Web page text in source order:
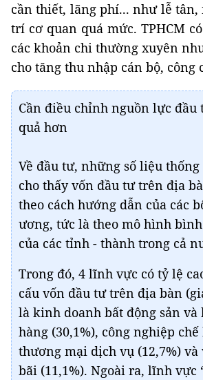
cần thiết, lãng phí... như lễ
trí cơ quan quá mức. TPHCM
các khoản chi thường xuyên
cho tăng thu nhập cán bộ, công
Cần điều chỉnh nguồn lực đầu
quả hơn
Về đầu tư, những số liệu
cho thấy vốn đầu tư trên địa
theo cách hướng dẫn của các
ương, tức là theo mô hình
của các tỉnh - thành trong cả
Trong đó, 4 lĩnh vực có tỷ lệ
cấu vốn đầu tư trên địa bàn
là kinh doanh bất động sản và
hàng (30,1%), công nghiệp chế
thương mại dịch vụ (12,7%)
bãi (11,1%). Ngoài ra, lĩnh vực